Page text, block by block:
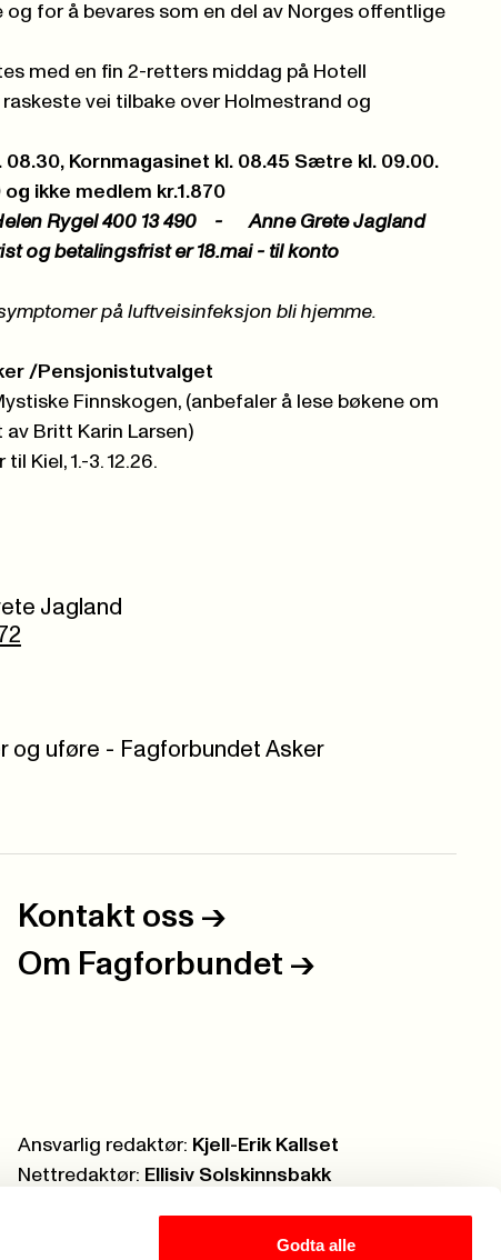
Godta alle
for å bevares som en del av Norges offentlige
med en fin 2-retters middag på Hotell
vei tilbake over Holmestrand og
Kornmagasinet kl. 08.45 Sætre kl. 09.00.
ikke medlem kr.1.870
Rygel 400 13 490 - Anne Grete Jagland
og betalingsfrist er 18.mai - til konto
på luftveisinfeksjon bli hjemme.
/Pensjonistutvalget
Finnskogen, (anbefaler å lese bøkene om
av Britt Karin Larsen)
Kiel, 1.-3. 12.26.
Jagland
og uføre - Fagforbundet Asker
Kontakt oss ->
Om Fagforbundet ->
Ansvarlig redaktør: Kjell-Erik Kallset
Nettredaktør: Ellisiv Solskinnsbakk